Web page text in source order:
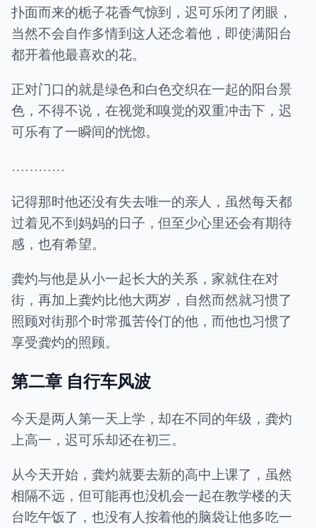
扑面而来的栀子花香气惊到，迟可乐闭了闭眼，
当然不会自作多情到这人还念着他，即使满阳台
都开着他最喜欢的花。
正对门口的就是绿色和白色交织在一起的阳台景
色，不得不说，在视觉和嗅觉的双重冲击下，迟
可乐有了一瞬间的恍惚。
…………
记得那时他还没有失去唯一的亲人，虽然每天都
过着见不到妈妈的日子，但至少心里还会有期待
感，也有希望。
龚灼与他是从小一起长大的关系，家就住在对
街，再加上龚灼比他大两岁，自然而然就习惯了
照顾对街那个时常孤苦伶仃的他，而他也习惯了
享受龚灼的照顾。
第二章 自行车风波
今天是两人第一天上学，却在不同的年级，龚灼
上高一，迟可乐却还在初三。
从今天开始，龚灼就要去新的高中上课了，虽然
相隔不远，但可能再也没机会一起在教学楼的天
台吃午饭了，也没有人按着他的脑袋让他多吃一